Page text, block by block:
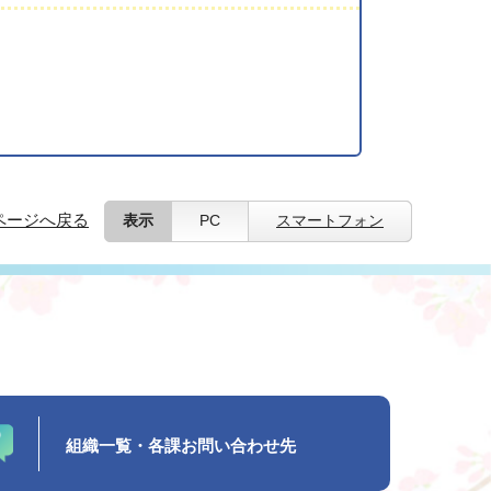
ージへ戻る 表示 PC スマートフォン
組織一覧・各課お問い合わせ先